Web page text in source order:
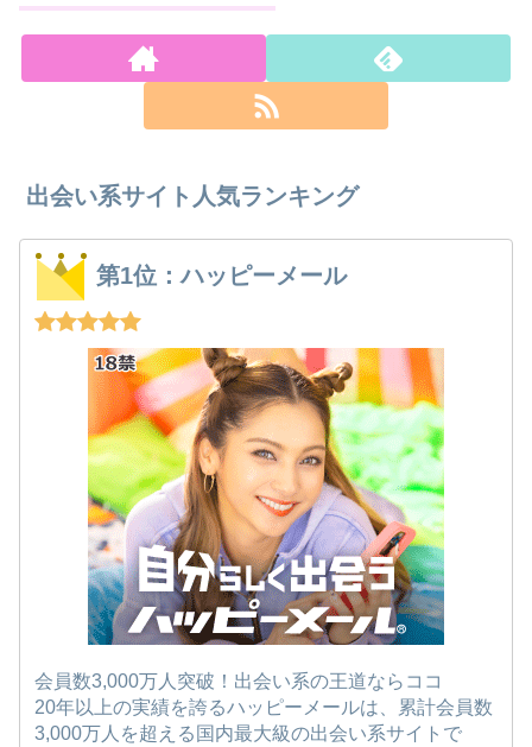
出会い系サイト人気ランキング
第1位：ハッピーメール
会員数3,000万人突破！出会い系の王道ならココ
20年以上の実績を誇るハッピーメールは、累計会員数
3,000万人を超える国内最大級の出会い系サイトで